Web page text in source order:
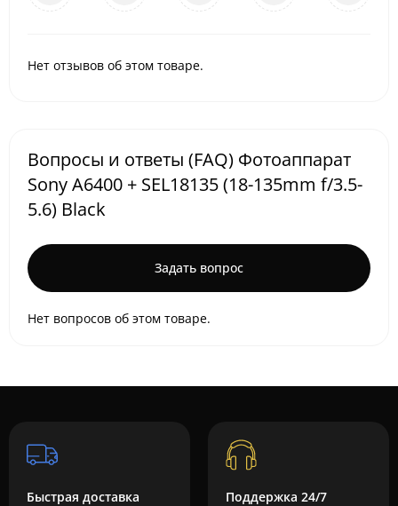
Нет отзывов об этом товаре.
Вопросы и ответы (FAQ) Фотоаппарат
Sony A6400 + SEL18135 (18-135mm f/3.5-
5.6) Black
Задать вопрос
Нет вопросов об этом товаре.
Быстрая доставка Поддержка 24/7